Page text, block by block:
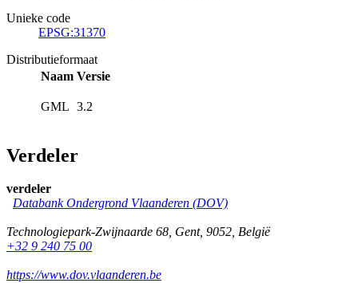
Unieke code
EPSG:31370
Distributieformaat
Naam Versie
GML 3.2
Verdeler
verdeler
Databank Ondergrond Vlaanderen (DOV)
Technologiepark-Zwijnaarde 68, Gent, 9052, België
+32 9 240 75 00
https://www.dov.vlaanderen.be